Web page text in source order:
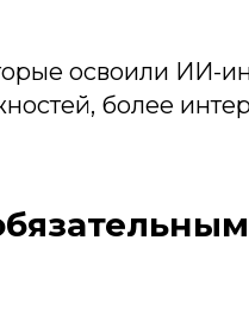
освоили ИИ-
более